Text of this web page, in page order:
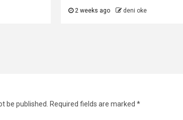
2 weeks ago deni oke
be published. Required fields are marked *